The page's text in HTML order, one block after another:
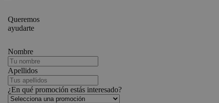
Queremos
ayudarte
Nombre
Apellidos
¿En qué promoción estás interesado?